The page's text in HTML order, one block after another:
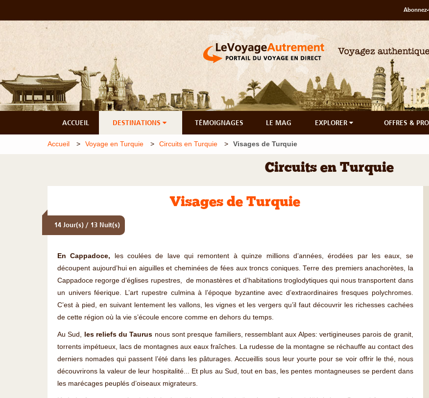
ACCUEIL DESTINATIONS TÉMOIGNAGES LE MAG EXPLORER OFFRES &
Accueil Voyage en Turquie Circuits en Turquie Visages de Turquie
Circuits en Turquie
Visages de Turquie
14 Jour(s) / 13 Nuit(s)
En Cappadoce, les coulées de lave qui remontent à quinze millions d’années, érodées par les eaux, se
découpent aujourd’hui en aiguilles et cheminées de fées aux troncs coniques. Terre des premiers anachorètes, la
Cappadoce regorge d’églises rupestres, de monastères et d’habitations troglodytiques qui nous transportent dans
un univers féerique. L’art rupestre culmina à l’époque byzantine avec d’extraordinaires fresques polychromes.
C’est à pied, en suivant lentement les vallons, les vignes et les vergers qu’il faut découvrir les richesses cachées
de cette région où la vie s’écoule encore comme en dehors du temps.
Au Sud, les reliefs du Taurus nous sont presque familiers, ressemblant aux Alpes: vertigineuses parois de granit,
torrents impétueux, lacs de montagnes aux eaux fraîches. La rudesse de la montagne se réchauffe au contact des
derniers nomades qui passent l’été dans les pâturages. Accueillis sous leur yourte pour se voir offrir le thé, nous
découvrirons la valeur de leur hospitalité... Et plus au Sud, tout en bas, les pentes montagneuses se perdent dans
les marécages peuplés d’oiseaux migrateurs.